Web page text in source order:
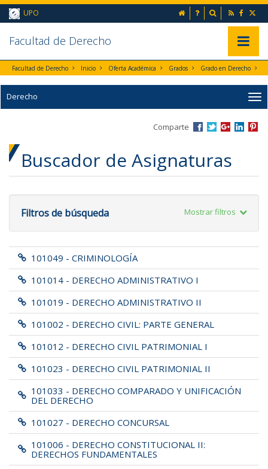
Ir al contenido principal de la página (alt + s)
Ir a la cabecera de la página (alt + c)
Ir al pie de la página (alt + p)
Ir al menú principal (alt + u)
UPO inicio Preguntas
Buscador
Facultad de Derecho
Facultad de Derecho Inicio Oferta Académica Grados Grado en Derecho
Derecho
Comparte
Buscador de Asignaturas
Filtros de búsqueda Mostrar filtros
101049 - CRIMINOLOGÍA
101014 - DERECHO ADMINISTRATIVO I
101019 - DERECHO ADMINISTRATIVO II
101002 - DERECHO CIVIL: PARTE GENERAL
101012 - DERECHO CIVIL PATRIMONIAL I
101023 - DERECHO CIVIL PATRIMONIAL II
101033 - DERECHO COMPARADO Y UNIFICACIÓN
DEL DERECHO
101027 - DERECHO CONCURSAL
101006 - DERECHO CONSTITUCIONAL II:
DERECHOS FUNDAMENTALES